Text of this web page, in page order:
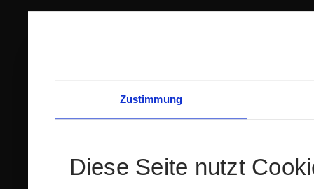
Zustimmung
Diese Seite nutzt